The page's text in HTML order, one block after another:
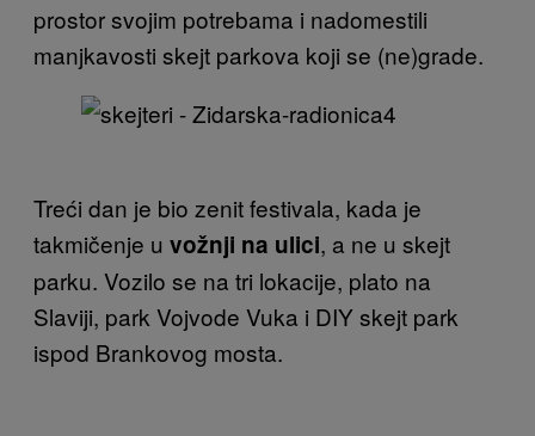
prostor svojim potrebama i nadomestili
manjkavosti skejt parkova koji se (ne)grade.
Treći dan je bio zenit festivala, kada je
takmičenje u vožnji na ulici, a ne u skejt
parku. Vozilo se na tri lokacije, plato na
Slaviji, park Vojvode Vuka i DIY skejt park
ispod Brankovog mosta.